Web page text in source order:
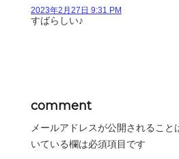
2023年2月27日 9:31 PM
すばらしい♪
comment
メールアドレスが公開されること
いている欄は必須項目です